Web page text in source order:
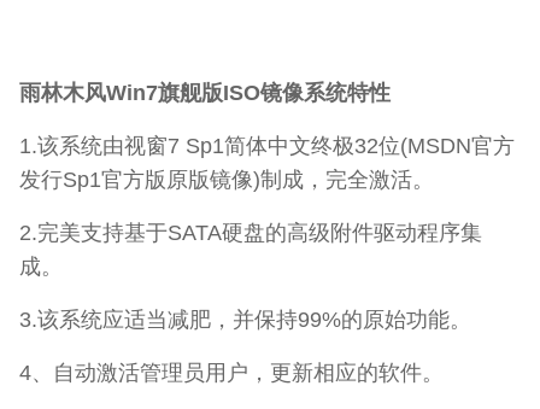
雨林木风Win7旗舰版ISO镜像系统特性
1.该系统由视窗7 Sp1简体中文终极32位(MSDN官方
发行Sp1官方版原版镜像)制成，完全激活。
2.完美支持基于SATA硬盘的高级附件驱动程序集
成。
3.该系统应适当减肥，并保持99%的原始功能。
4、自动激活管理员用户，更新相应的软件。